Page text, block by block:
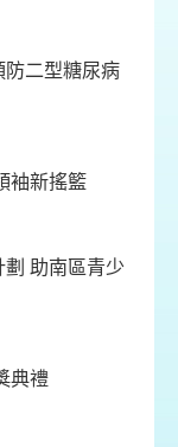
二型糖尿病
袖新搖籃
劃 助南區青少
典禮